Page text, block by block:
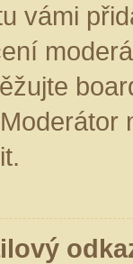
vámi